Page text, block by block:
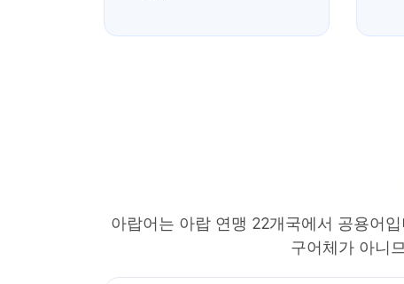
아랍어는 아랍 연맹 22개국에서 공용어
구어체가 아니